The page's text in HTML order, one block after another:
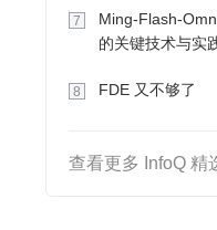
7
Ming-Flash-
的关键技术与实
8 FDE 又不够了
查看更多 InfoQ 精